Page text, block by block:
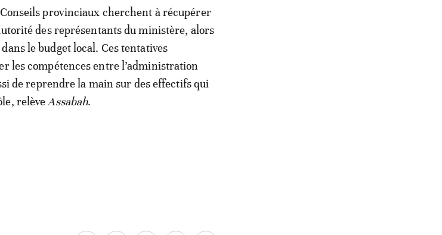
provinciaux cherchent à récupérer
des représentants du ministère, alors
le budget local. Ces tentatives
les compétences entre l’administration
de reprendre la main sur des effectifs qui
relève Assabah.